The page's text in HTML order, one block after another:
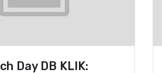
Day DB KLIK: